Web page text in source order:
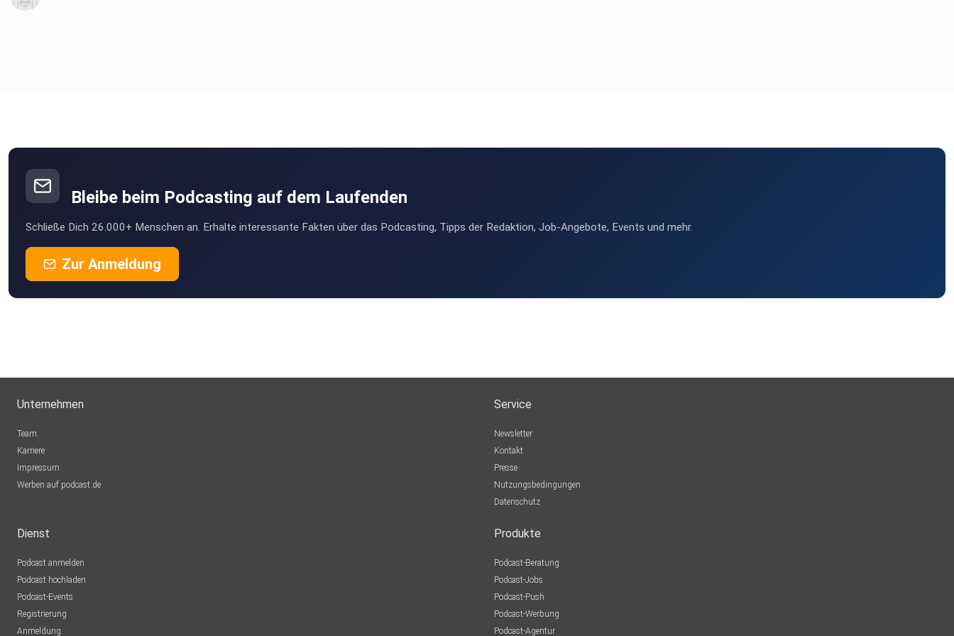
Bleibe beim Podcasting auf dem Laufenden
Schließe Dich 26.000+ Menschen an. Erhalte interessante Fakten über das Podcasting, Tipps der Redaktion, Job-Angebote, Events und mehr.
Zur Anmeldung
Unternehmen
Team
Karriere
Impressum
Werben auf podcast.de
Service
Newsletter
Kontakt
Presse
Nutzungsbedingungen
Datenschutz
Dienst
Podcast anmelden
Podcast hochladen
Podcast-Events
Registrierung
Anmeldung
Produkte
Podcast-Beratung
Podcast-Jobs
Podcast-Push
Podcast-Werbung
Podcast-Agentur